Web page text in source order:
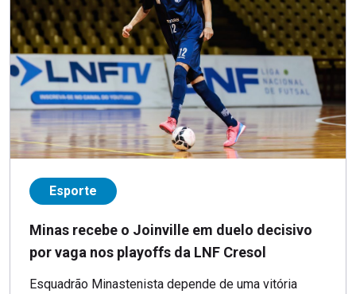
Esporte
Minas recebe o Joinville em duelo decisivo
por vaga nos playoffs da LNF Cresol
Esquadrão Minastenista depende de uma vitória